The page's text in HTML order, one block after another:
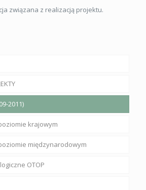
związana z realizacją projektu.
2011)
krajowym
międzynarodowym
OTOP